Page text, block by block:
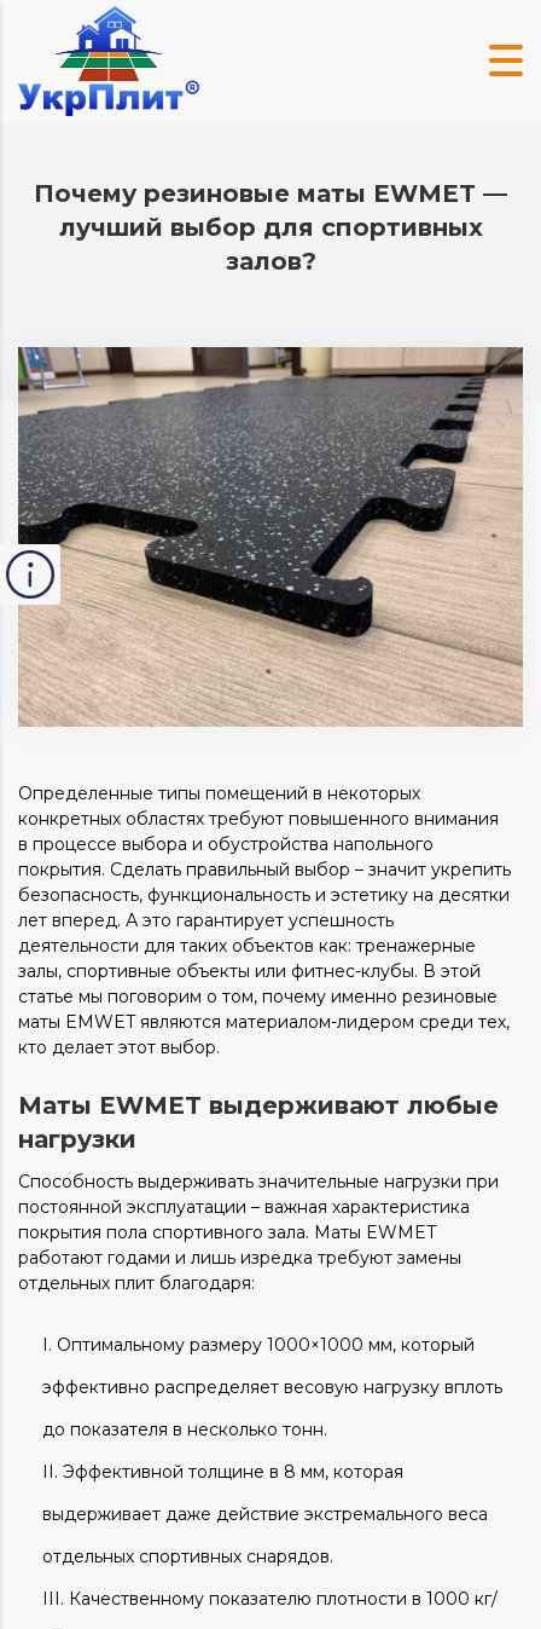
Почему резиновые маты EWMET —
лучший выбор для спортивных
залов?
Определенные типы помещений в некоторых
конкретных областях требуют повышенного внимания
в процессе выбора и обустройства напольного
покрытия. Сделать правильный выбор – значит укрепить
безопасность, функциональность и эстетику на десятки
лет вперед. А это гарантирует успешность
деятельности для таких объектов как: тренажерные
залы, спортивные объекты или фитнес-клубы. В этой
статье мы поговорим о том, почему именно резиновые
маты EMWET являются материалом-лидером среди тех,
кто делает этот выбор.
Маты EWMET выдерживают любые
нагрузки
Способность выдерживать значительные нагрузки при
постоянной эксплуатации – важная характеристика
покрытия пола спортивного зала. Маты EWMET
работают годами и лишь изредка требуют замены
отдельных плит благодаря:
Оптимальному размеру 1000×1000 мм, который
эффективно распределяет весовую нагрузку вплоть
до показателя в несколько тонн.
Эффективной толщине в 8 мм, которая
выдерживает даже действие экстремального веса
отдельных спортивных снарядов.
Качественному показателю плотности в 1000 кг/